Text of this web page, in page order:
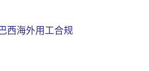
西海外用工合规